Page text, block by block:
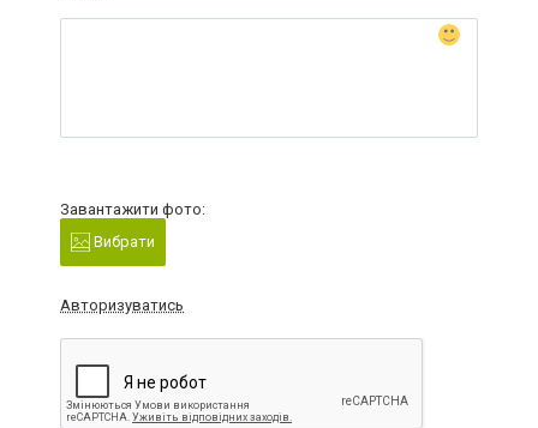
Завантажити фото:
Вибрати
Авторизуватись